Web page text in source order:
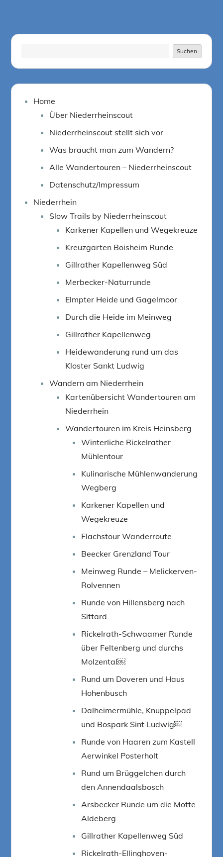
Suchen
Home
Über Niederrheinscout
Niederrheinscout stellt sich vor
Was braucht man zum Wandern?
Alle Wandertouren – Niederrheinscout
Datenschutz/Impressum
Niederrhein
Slow Trails by Niederrheinscout
Karkener Kapellen und Wegekreuze
Kreuzgarten Boisheim Runde
Gillrather Kapellenweg Süd
Merbecker-Naturrunde
Elmpter Heide und Gagelmoor
Durch die Heide im Meinweg
Gillrather Kapellenweg
Heidewanderung rund um das
Kloster Sankt Ludwig
Wandern am Niederrhein
Kartenübersicht Wandertouren am
Niederrhein
Wandertouren im Kreis Heinsberg
Winterliche Rickelrather
Mühlentour
Kulinarische Mühlenwanderung
Wegberg
Karkener Kapellen und
Wegekreuze
Flachstour Wanderroute
Beecker Grenzland Tour
Meinweg Runde – Melickerven-
Rolvennen
Runde von Hillensberg nach
Sittard
Rickelrath-Schwaamer Runde
über Feltenberg und durchs
Molzental￼
Rund um Doveren und Haus
Hohenbusch
Dalheimermühle, Knuppelpad
und Bospark Sint Ludwig￼
Runde von Haaren zum Kastell
Aerwinkel Posterholt
Rund um Brüggelchen durch
den Annendaalsbosch
Arsbecker Runde um die Motte
Aldeberg
Gillrather Kapellenweg Süd
Rickelrath-Ellinghoven-